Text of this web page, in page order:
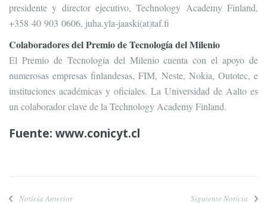
presidente y director ejecutivo, Technology Academy Finland,
+358 40 903 0606, juha.yla-jaaski(at)taf.fi
Colaboradores del Premio de Tecnología del Milenio
El Premio de Tecnología del Milenio cuenta con el apoyo de
numerosas empresas finlandesas, FIM, Neste, Nokia, Outotec, e
instituciones académicas y oficiales. La Universidad de Aalto es
un colaborador clave de la Technology Academy Finland.
Fuente: www.conicyt.cl
Noticia Anterior Siguiente Noticia